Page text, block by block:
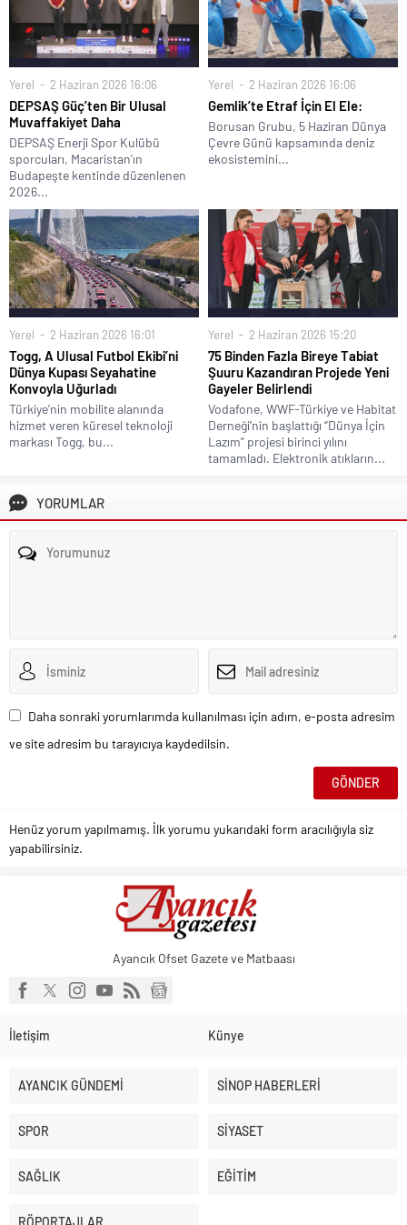
Yerel 2 Haziran 2026 16:06
DEPSAŞ Güç’ten Bir Ulusal
Muvaffakiyet Daha
DEPSAŞ Enerji Spor Kulübü
sporcuları, Macaristan’ın
Budapeşte kentinde düzenlenen
2026...
Yerel 2 Haziran 2026 16:06
Gemlik’te Etraf İçin El Ele:
Borusan Grubu, 5 Haziran Dünya
Çevre Günü kapsamında deniz
ekosistemini...
Yerel 2 Haziran 2026 16:01
Togg, A Ulusal Futbol Ekibi’ni
Dünya Kupası Seyahatine
Konvoyla Uğurladı
Türkiye’nin mobilite alanında
hizmet veren küresel teknoloji
markası Togg, bu...
Yerel 2 Haziran 2026 15:20
75 Binden Fazla Bireye Tabiat
Şuuru Kazandıran Projede Yeni
Gayeler Belirlendi
Vodafone, WWF-Türkiye ve Habitat
Derneği’nin başlattığı “Dünya İçin
Lazım” projesi birinci yılını
tamamladı. Elektronik atıkların...
YORUMLAR
Daha sonraki yorumlarımda kullanılması için adım, e-posta adresim
ve site adresim bu tarayıcıya kaydedilsin.
Henüz yorum yapılmamış. İlk yorumu yukarıdaki form aracılığıyla siz
yapabilirsiniz.
Ayancık Ofset Gazete ve Matbaası
İletişim Künye
AYANCIK GÜNDEMİ SİNOP HABERLERİ
SPOR SİYASET
SAĞLIK EĞİTİM